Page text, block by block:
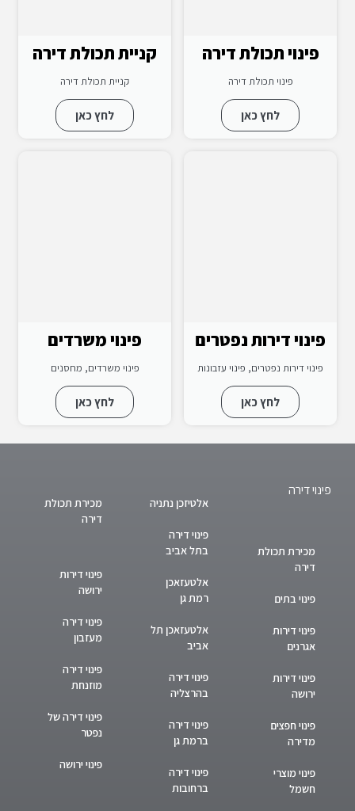
פינוי תכולת דירה
פינוי תכולת דירה
לחץ כאן
קניית תכולת דירה
קניית תכולת דירה
לחץ כאן
פינוי דירות נפטרים
פינוי דירות נפטרים, פינוי עזבונות
לחץ כאן
פינוי משרדים
פינוי משרדים, מחסנים
לחץ כאן
פינוי דירה
מכירת תכולת
דירה
פינוי בתים
פינוי דירות
אגרנים
פינוי דירות
ירושה
פינוי חפצים
מדירה
פינוי מוצרי
חשמל
אלטיזכן נתניה
פינוי דירה
בתל אביב
אלטעזאכן
רמת גן
אלטעזאכן תל
אביב
פינוי דירה
בהרצליה
פינוי דירה
ברמת גן
פינוי דירה
ברחובות
מכירת תכולת
דירה
פינוי דירות
ירושה
פינוי דירה
מעזבון
פינוי דירה
מוזנחת
פינוי דירה של
נפטר
פינוי ירושה